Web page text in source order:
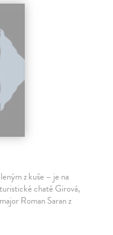
z kuše – je na
chatě Girová,
Roman Saran z